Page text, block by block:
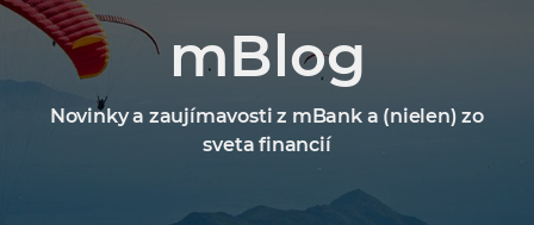
mBlog
Novinky a zaujímavosti z mBank a (nielen) zo
sveta financií